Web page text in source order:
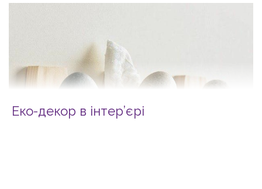
Еко-декор в інтер’єрі